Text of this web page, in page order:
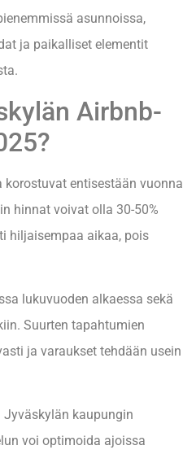
asunnoissa,
ja paikalliset elementit
Airbnb-
entisestään vuonna
hinnat voivat olla 30-50%
hiljaisempaa aikaa, pois
lukuvuoden alkaessa sekä
Suurten tapahtumien
ja varaukset tehdään usein
kaupungin
voi optimoida ajoissa